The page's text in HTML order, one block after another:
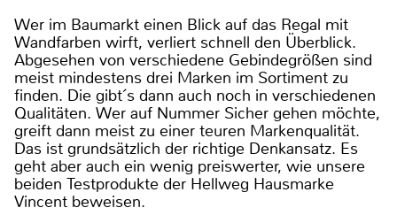
Wer im Baumarkt einen Blick auf das Regal mit
Wandfarben wirft, verliert schnell den Überblick.
Abgesehen von verschiedene Gebindegrößen sind
meist mindestens drei Marken im Sortiment zu
finden. Die gibt´s dann auch noch in verschiedenen
Qualitäten. Wer auf Nummer Sicher gehen möchte,
greift dann meist zu einer teuren Markenqualität.
Das ist grundsätzlich der richtige Denkansatz. Es
geht aber auch ein wenig preiswerter, wie unsere
beiden Testprodukte der Hellweg Hausmarke
Vincent beweisen.